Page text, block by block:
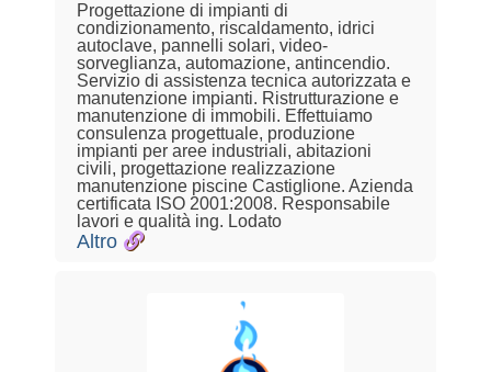
Progettazione di impianti di
condizionamento, riscaldamento, idrici
autoclave, pannelli solari, video-
sorveglianza, automazione, antincendio.
Servizio di assistenza tecnica autorizzata e
manutenzione impianti. Ristrutturazione e
manutenzione di immobili. Effettuiamo
consulenza progettuale, produzione
impianti per aree industriali, abitazioni
civili, progettazione realizzazione
manutenzione piscine Castiglione. Azienda
certificata ISO 2001:2008. Responsabile
lavori e qualità ing. Lodato
Altro